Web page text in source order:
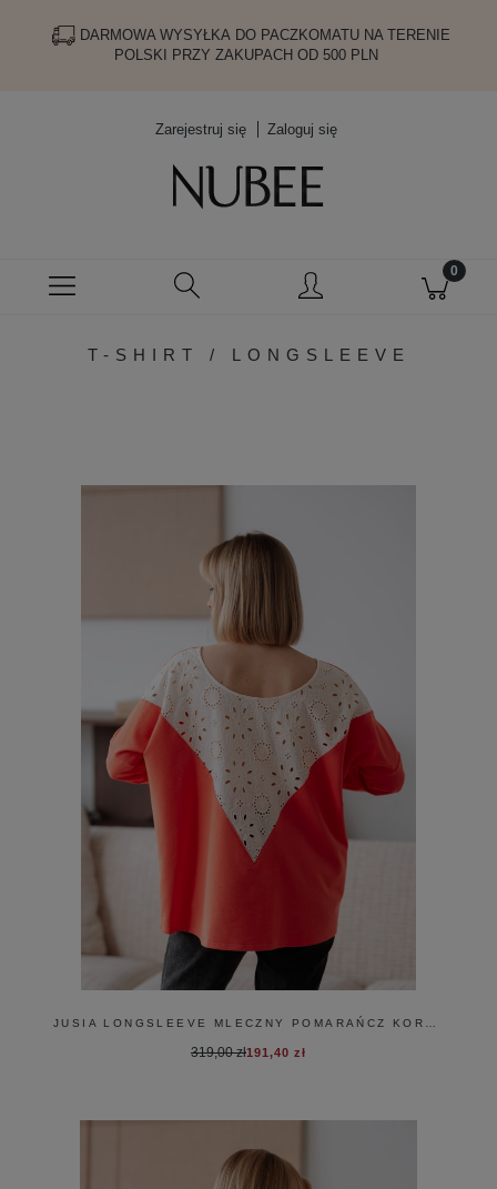
DARMOWA WYSYŁKA DO PACZKOMATU NA TERENIE
POLSKI PRZY ZAKUPACH OD 500 PLN
Zarejestruj się Zaloguj się
T-SHIRT / LONGSLEEVE
JUSIA LONGSLEEVE MLECZNY POMARAŃCZ KORONKA
191,40 zł
319,00 zł